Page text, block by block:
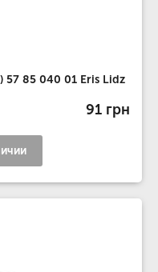
57 85 040 01 Eris Lidz
91 грн